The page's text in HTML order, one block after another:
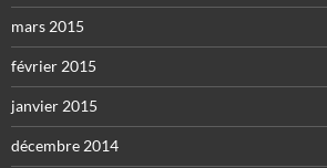
mars 2015
février 2015
janvier 2015
décembre 2014